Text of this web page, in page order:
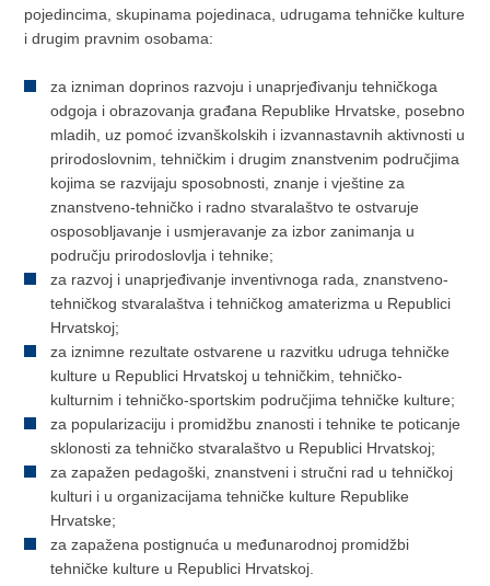
pojedincima, skupinama pojedinaca, udrugama tehničke kulture
i drugim pravnim osobama:
za izniman doprinos razvoju i unaprjeđivanju tehničkoga
odgoja i obrazovanja građana Republike Hrvatske, posebno
mladih, uz pomoć izvanškolskih i izvannastavnih aktivnosti u
prirodoslovnim, tehničkim i drugim znanstvenim područjima
kojima se razvijaju sposobnosti, znanje i vještine za
znanstveno-tehničko i radno stvaralaštvo te ostvaruje
osposobljavanje i usmjeravanje za izbor zanimanja u
području prirodoslovlja i tehnike;
za razvoj i unaprjeđivanje inventivnoga rada, znanstveno-
tehničkog stvaralaštva i tehničkog amaterizma u Republici
Hrvatskoj;
za iznimne rezultate ostvarene u razvitku udruga tehničke
kulture u Republici Hrvatskoj u tehničkim, tehničko-
kulturnim i tehničko-sportskim područjima tehničke kulture;
za popularizaciju i promidžbu znanosti i tehnike te poticanje
sklonosti za tehničko stvaralaštvo u Republici Hrvatskoj;
za zapažen pedagoški, znanstveni i stručni rad u tehničkoj
kulturi i u organizacijama tehničke kulture Republike
Hrvatske;
za zapažena postignuća u međunarodnoj promidžbi
tehničke kulture u Republici Hrvatskoj.